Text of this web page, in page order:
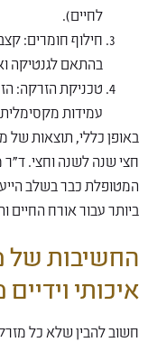
לחיים).
חילוף חומרים:
בהתאם לגנטיקה
טכניקת הזרקה:
עמידות
באופן כללי, תוצאות של
חצי שנה לשנה וחצי. ד"ר
המטופלת כבר בשלב
ביותר עבור אורח החיים
החשיבות של
איכותי וידיים
חשוב להבין שלא כל